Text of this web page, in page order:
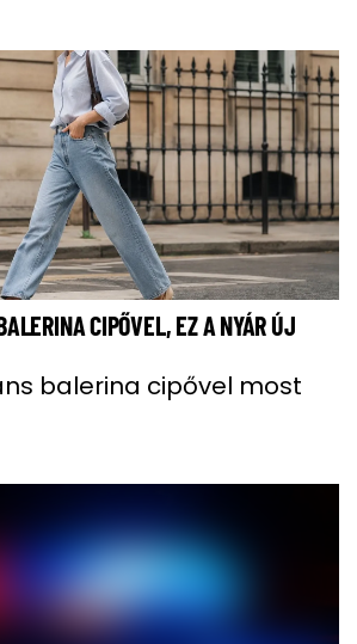
CIPŐVEL, EZ A NYÁR ÚJ
balerina cipővel most